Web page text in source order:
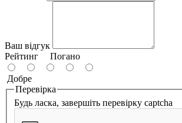
Ваш відгук
Рейтинг Погано
Добре
Перевірка
Будь ласка, завершіть перевірку captcha